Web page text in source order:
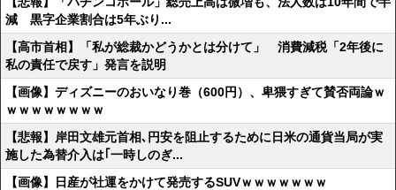
減 黒字企業割合は5年ぶり...
【高市首相】「私が総裁かどうかとは分けて」 消費減税「2年後に
私の責任で戻す」発言を説明
【画像】ディズニーのおいなり巻（600円）、卑猥すぎて賛否両論ｗ
ｗｗｗｗｗｗｗｗ
【悲報】岸田文雄元首相､円安を阻止するために日米の通貨当局が実
施した為替介入は｢一時しのぎ...
【画像】日産が社運をかけて発売するSUVｗｗｗｗｗｗｗ